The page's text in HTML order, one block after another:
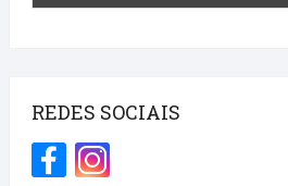
REDES SOCIAIS